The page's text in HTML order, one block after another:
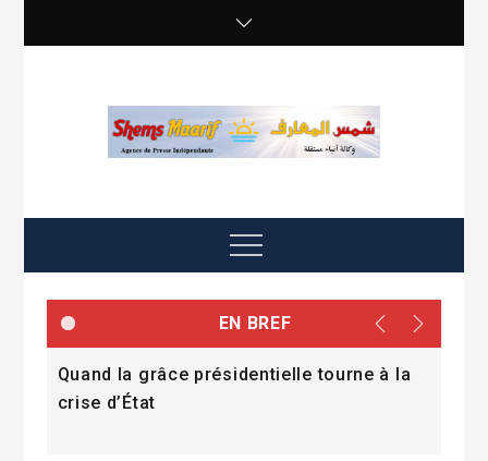
Menu
EN BREF
Quand la grâce présidentielle tourne à la
crise d’État